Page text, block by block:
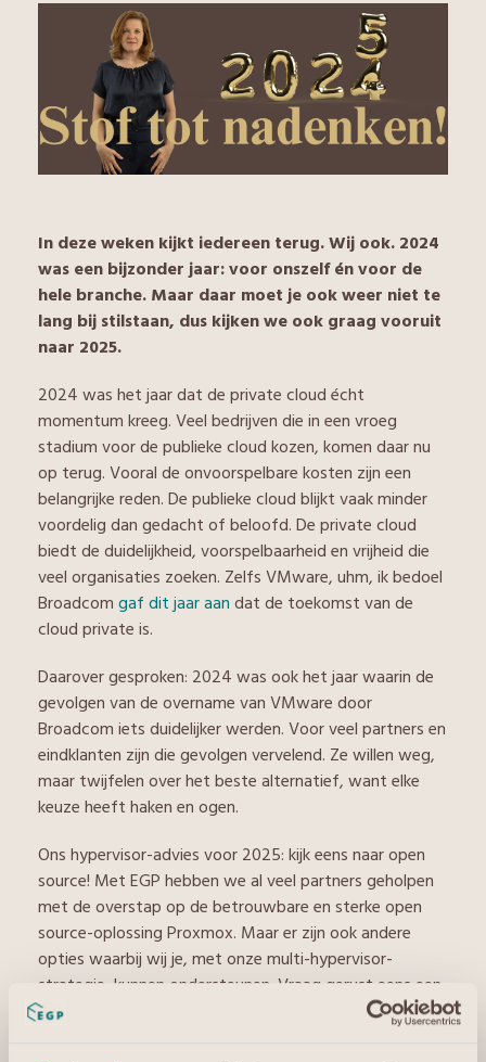
In deze weken kijkt iedereen terug. Wij ook. 2024
was een bijzonder jaar: voor onszelf én voor de
hele branche. Maar daar moet je ook weer niet te
lang bij stilstaan, dus kijken we ook graag vooruit
naar 2025.
2024 was het jaar dat de private cloud écht
momentum kreeg. Veel bedrijven die in een vroeg
stadium voor de publieke cloud kozen, komen daar nu
op terug. Vooral de onvoorspelbare kosten zijn een
belangrijke reden. De publieke cloud blijkt vaak minder
voordelig dan gedacht of beloofd. De private cloud
biedt de duidelijkheid, voorspelbaarheid en vrijheid die
veel organisaties zoeken. Zelfs VMware, uhm, ik bedoel
Broadcomgaf dit jaar aandat de toekomst van de
cloud private is.
Daarover gesproken: 2024 was ook het jaar waarin de
gevolgen van de overname van VMware door
Broadcom iets duidelijker werden. Voor veel partners en
eindklanten zijn die gevolgen vervelend. Ze willen weg,
maar twijfelen over het beste alternatief, want elke
keuze heeft haken en ogen.
Ons hypervisor-advies voor 2025: kijk eens naar open
source! Met EGP hebben we al veel partners geholpen
met de overstap op de betrouwbare en sterke open
source-oplossing Proxmox. Maar er zijn ook andere
opties waarbij wij je, met onze multi-hypervisor-
strategie, kunnen ondersteunen. Vraag gerust eens een
gesprek aan of lees onze whitepaper over dat